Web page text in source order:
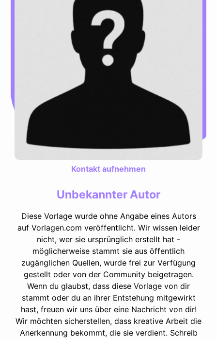
Kontakt aufnehmen
Unbekannter Autor
Diese Vorlage wurde ohne Angabe eines Autors
auf Vorlagen.com veröffentlicht. Wir wissen leider
nicht, wer sie ursprünglich erstellt hat -
möglicherweise stammt sie aus öffentlich
zugänglichen Quellen, wurde frei zur Verfügung
gestellt oder von der Community beigetragen.
Wenn du glaubst, dass diese Vorlage von dir
stammt oder du an ihrer Entstehung mitgewirkt
hast, freuen wir uns über eine Nachricht von dir!
Wir möchten sicherstellen, dass kreative Arbeit die
Anerkennung bekommt, die sie verdient. Schreib